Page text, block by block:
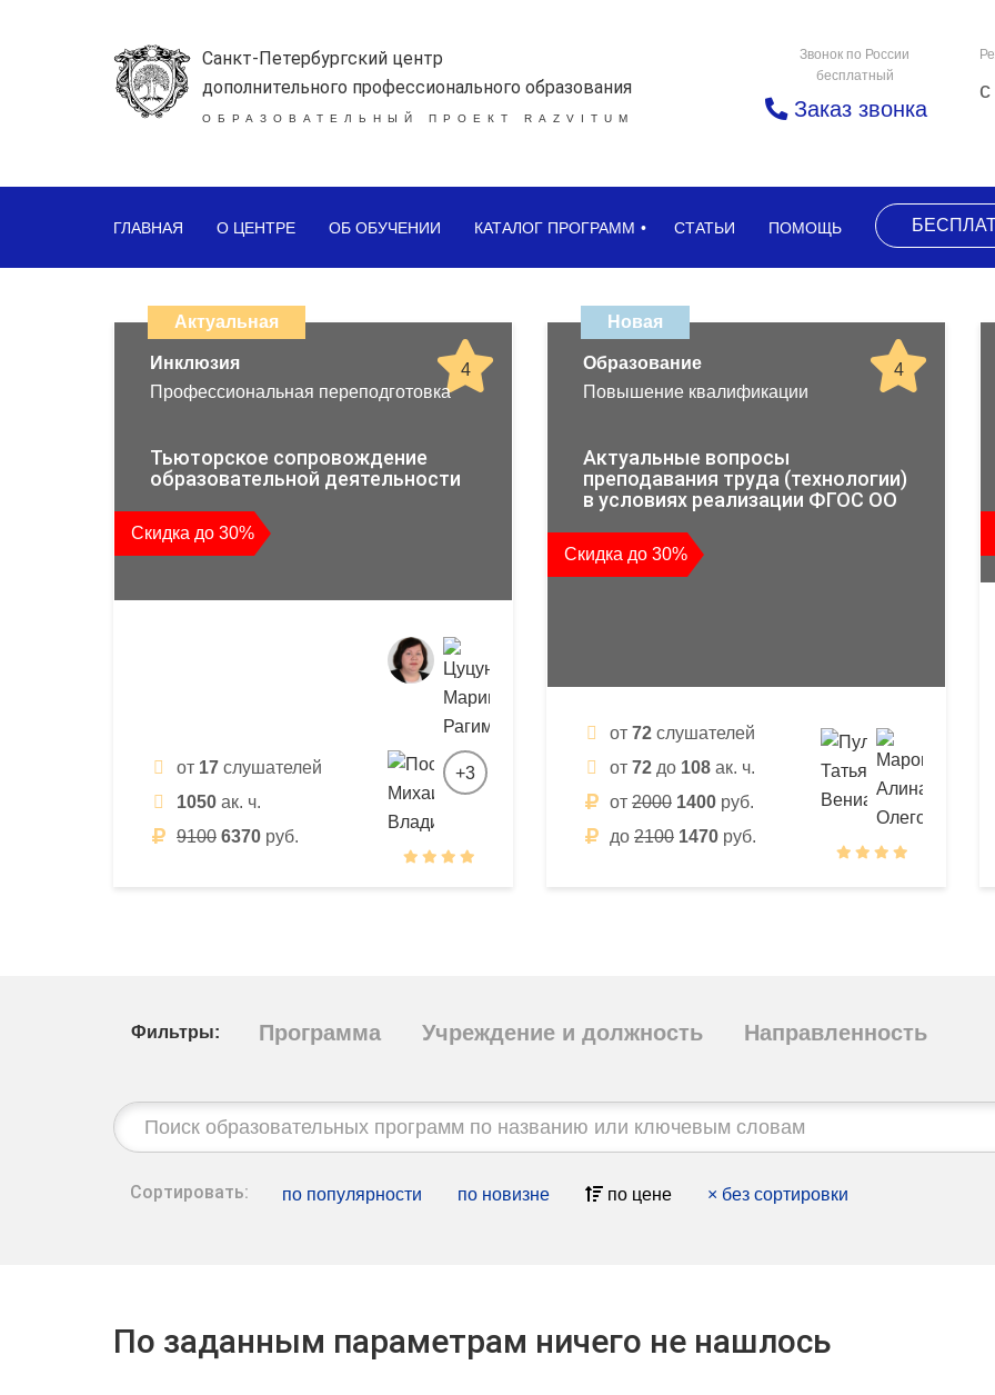
Санкт-Петербургский центр
дополнительного профессионального образования
ОБРАЗОВАТЕЛЬНЫЙ ПРОЕКТ RAZVITUM
Звонок по России
бесплатный
Заказ звонка
ГЛАВНАЯ О ЦЕНТРЕ ОБ ОБУЧЕНИИ КАТАЛОГ ПРОГРАММ СТАТЬИ ПОМОЩЬ
дистанционных
образовательных
повышения
квалификации
и
профессиональной
переподготовки
Актуальная
4
Инклюзия
Профессиональная переподготовка
Тьюторское сопровождение
образовательной деятельности
Скидка до 30%
от 17 слушателей
1050 ак. ч.
9100 6370 руб.
+3
Новая
4
Образование
Повышение квалификации
Актуальные вопросы
преподавания труда (технологии)
в условиях реализации ФГОС ОО
Скидка до 30%
от 72 слушателей
от 72 до 108 ак. ч.
от 2000 1400 руб.
до 2100 1470 руб.
Фильтры: Программа Учреждение и должность Направленность
Строка
поиска:
Сортировать: по популярности по новизне по цене × без сортировки
По заданным параметрам ничего не нашлось